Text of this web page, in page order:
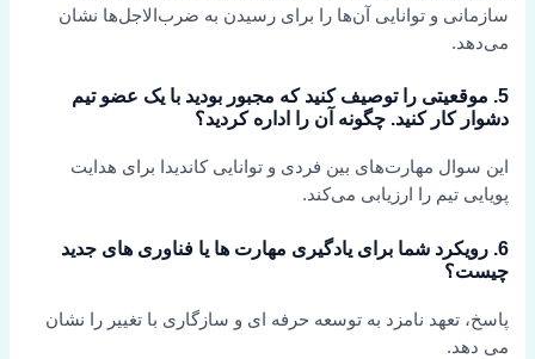
سازمانی و توانایی آن‌ها را برای رسیدن به ضرب‌الاجل‌ها نشان
می‌دهد.
5. موقعیتی را توصیف کنید که مجبور بودید با یک عضو تیم
دشوار کار کنید. چگونه آن را اداره کردید؟
این سوال مهارت‌های بین فردی و توانایی کاندیدا برای هدایت
پویایی تیم را ارزیابی می‌کند.
6. رویکرد شما برای یادگیری مهارت ها یا فناوری های جدید
چیست؟
پاسخ، تعهد نامزد به توسعه حرفه ای و سازگاری با تغییر را نشان
می دهد.